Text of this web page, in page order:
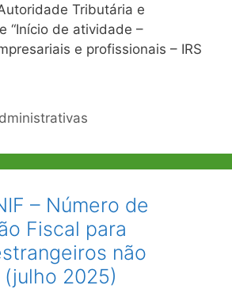
Tributária e
“Início de atividade –
e profissionais – IRS
– Número de
Fiscal para
não
2025)